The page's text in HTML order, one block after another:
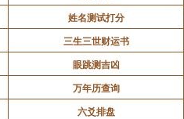
姓名测试打分
三生三世财运书
眼跳测吉凶
万年历查询
六爻排盘